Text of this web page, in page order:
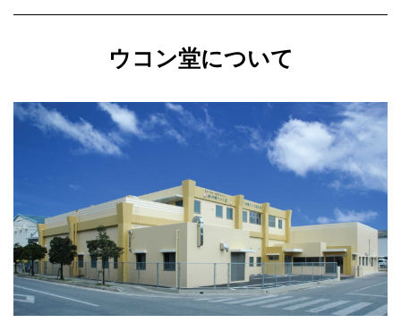
ウコン堂について